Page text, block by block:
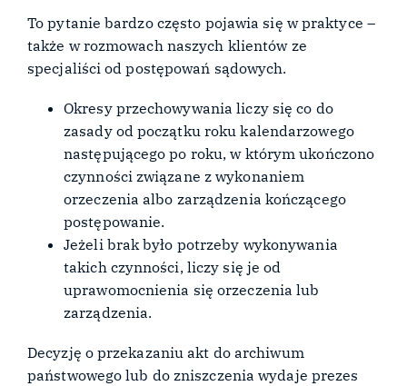
To pytanie bardzo często pojawia się w praktyce –
także w rozmowach naszych klientów ze
specjaliści od postępowań sądowych.
Okresy przechowywania liczy się co do
zasady od początku roku kalendarzowego
następującego po roku, w którym ukończono
czynności związane z wykonaniem
orzeczenia albo zarządzenia kończącego
postępowanie.
Jeżeli brak było potrzeby wykonywania
takich czynności, liczy się je od
uprawomocnienia się orzeczenia lub
zarządzenia.
Decyzję o przekazaniu akt do archiwum
państwowego lub do zniszczenia wydaje prezes